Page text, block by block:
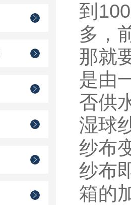
到
多，
那就
是由
否供
湿球
纱布
纱布
箱的